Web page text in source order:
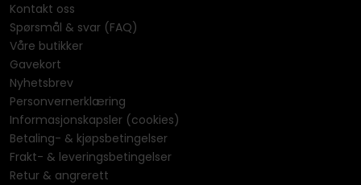
Kontakt oss
Spørsmål & svar (FAQ)
Våre butikker
Gavekort
Nyhetsbrev
Personvernerklæring
Informasjonskapsler (cookies)
Betaling- & kjøpsbetingelser
Frakt- & leveringsbetingelser
Retur & angrerett